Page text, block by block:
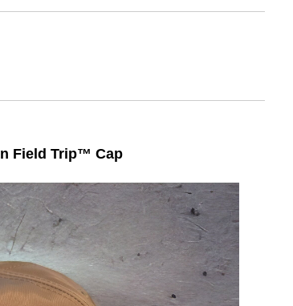
Field Trip™️ Cap